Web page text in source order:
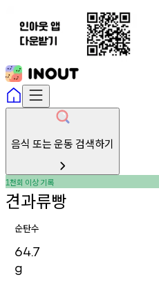
음식 또는 운동 검색하기
1천회 이상기록
견과류빵
순탄수
64.7
g